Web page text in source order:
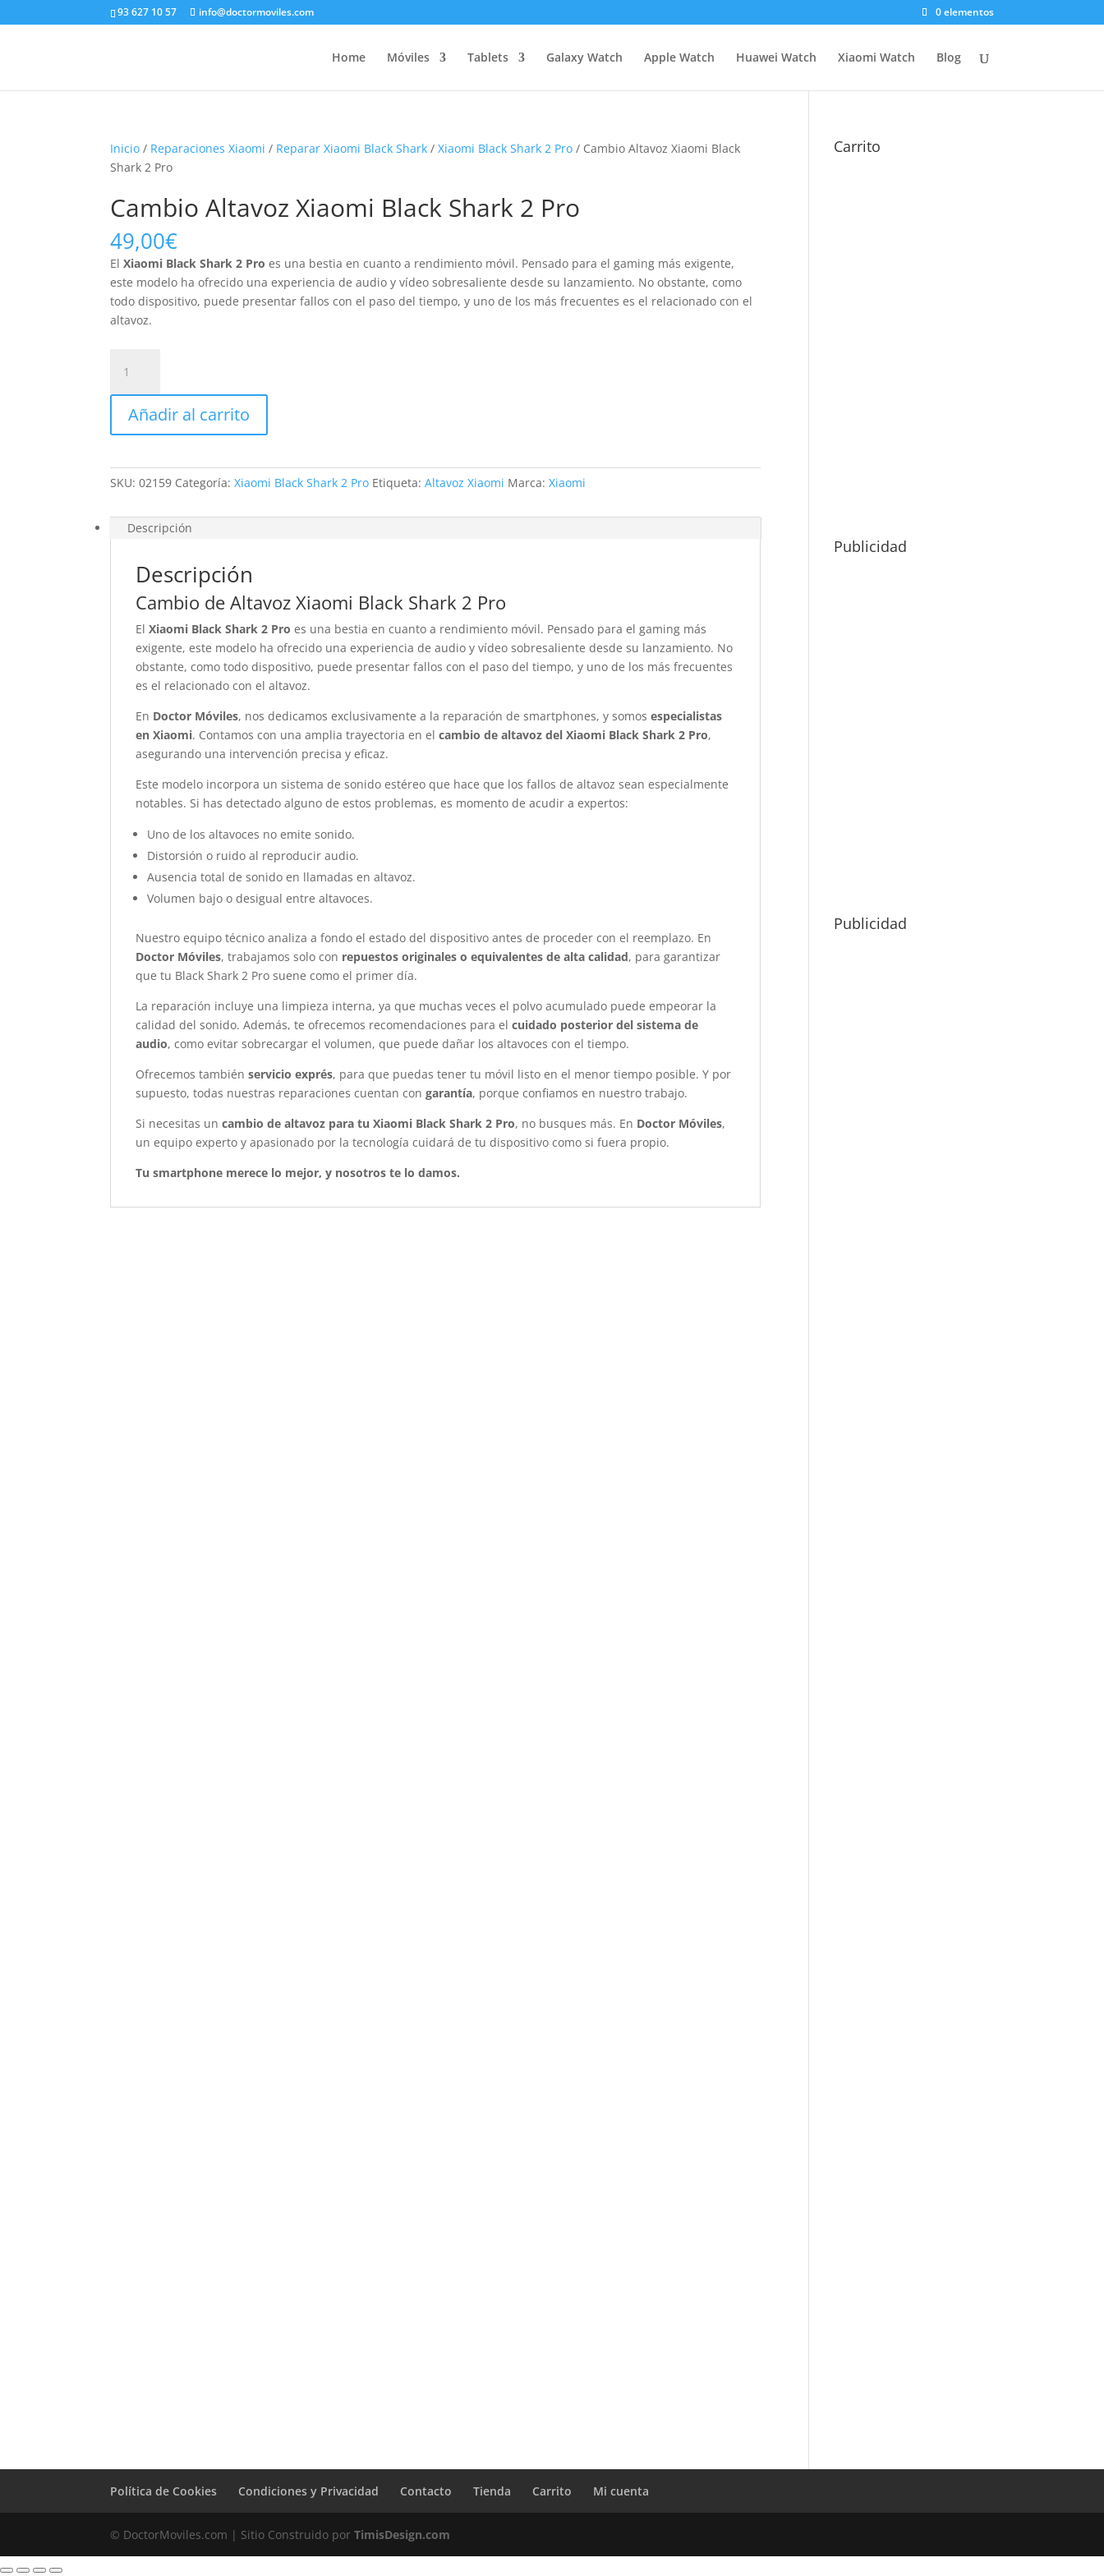
93 627 10 57 info@doctormoviles.com 0 elementos
Home Móviles Tablets Galaxy Watch Apple Watch Huawei Watch Xiaomi Watch Blog
Inicio / Reparaciones Xiaomi / Reparar Xiaomi Black Shark /Xiaomi Black Shark 2 Pro / Cambio Altavoz Xiaomi Black
Shark 2 Pro
Cambio Altavoz Xiaomi Black Shark 2 Pro
49,00€
ElXiaomi Black Shark 2 Pro es una bestia en cuanto a rendimiento móvil. Pensado para el gaming más exigente,
este modelo ha ofrecido una experiencia de audio y vídeo sobresaliente desde su lanzamiento. No obstante, como
todo dispositivo, puede presentar fallos con el paso del tiempo, y uno de los más frecuentes es el relacionado con el
altavoz.
Altavoz
Xiaomi
Black
Shark
Pro
cantidad
Añadir al carrito
SKU:02159 Categoría:Xiaomi Black Shark 2 Pro Etiqueta:Altavoz Xiaomi Marca:Xiaomi
Descripción
Descripción
Cambio de Altavoz Xiaomi Black Shark 2 Pro
ElXiaomi Black Shark 2 Pro es una bestia en cuanto a rendimiento móvil. Pensado para el gaming más
exigente, este modelo ha ofrecido una experiencia de audio y vídeo sobresaliente desde su lanzamiento. No
obstante, como todo dispositivo, puede presentar fallos con el paso del tiempo, y uno de los más frecuentes
es el relacionado con el altavoz.
En Doctor Móviles, nos dedicamos exclusivamente a la reparación de smartphones, y somosespecialistas
en Xiaomi. Contamos con una amplia trayectoria en elcambio de altavoz del Xiaomi Black Shark 2 Pro,
asegurando una intervención precisa y eficaz.
Este modelo incorpora un sistema de sonido estéreo que hace que los fallos de altavoz sean especialmente
notables. Si has detectado alguno de estos problemas, es momento de acudir a expertos:
Uno de los altavoces no emite sonido.
Distorsión o ruido al reproducir audio.
Ausencia total de sonido en llamadas en altavoz.
Volumen bajo o desigual entre altavoces.
Nuestro equipo técnico analiza a fondo el estado del dispositivo antes de proceder con el reemplazo. En
Doctor Móviles, trabajamos solo con repuestos originales o equivalentes de alta calidad, para garantizar
que tu Black Shark 2 Pro suene como el primer día.
La reparación incluye una limpieza interna, ya que muchas veces el polvo acumulado puede empeorar la
calidad del sonido. Además, te ofrecemos recomendaciones para elcuidado posterior del sistema de
audio, como evitar sobrecargar el volumen, que puede dañar los altavoces con el tiempo.
Ofrecemos tambiénservicio exprés, para que puedas tener tu móvil listo en el menor tiempo posible. Y por
supuesto, todas nuestras reparaciones cuentan congarantía, porque confiamos en nuestro trabajo.
Si necesitas uncambio de altavoz para tu Xiaomi Black Shark 2 Pro, no busques más. En Doctor Móviles,
un equipo experto y apasionado por la tecnología cuidará de tu dispositivo como si fuera propio.
Tu smartphone merece lo mejor, y nosotros te lo damos.
Carrito
Publicidad
Publicidad
Política de Cookies Condiciones y Privacidad Contacto Tienda Carrito Mi cuenta
© DoctorMoviles.com | Sitio Construido porTimisDesign.com